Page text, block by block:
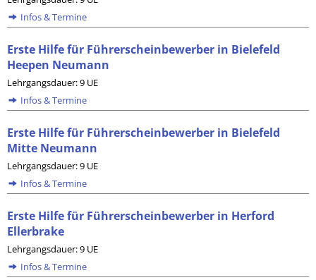
Infos & Termine
Erste Hilfe für Führerscheinbewerber in Bielefeld
Heepen Neumann
Lehrgangsdauer: 9 UE
Infos & Termine
Erste Hilfe für Führerscheinbewerber in Bielefeld
Mitte Neumann
Lehrgangsdauer: 9 UE
Infos & Termine
Erste Hilfe für Führerscheinbewerber in Herford
Ellerbrake
Lehrgangsdauer: 9 UE
Infos & Termine